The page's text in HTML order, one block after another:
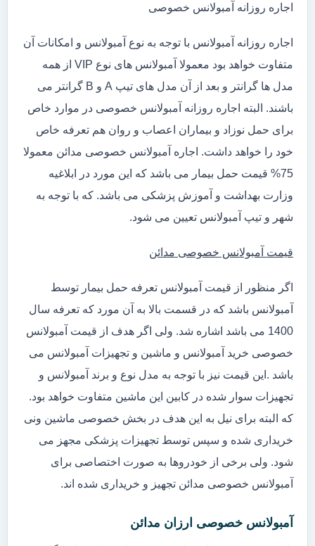
اجاره روزانه آمبولانس خصوصی
اجاره روزانه آمبولانس با توجه به نوع آمبولانس و امکانات آن
متفاوت خواهد بود معمولا آمبولانس های نوع VIP از همه
مدل ها گرانتر و بعد از آن مدل های تیپ A و B گرانتر می
باشند. البته اجاره روزانه آمبولانس خصوصی در موارد خاص
برای حمل نوزاد و بیماران اعصاب و روان هم تعرفه خاص
خود را خواهد داشت. اجاره آمبولانس خصوصی مدائن معمولا
75% قیمت حمل بیمار می باشد که این مورد در ابلاغیه
وزارت بهداشت و آموزش پزشکی می باشد. که با توجه به
شهر و تیپ آمبولانس تعیین می شود.
قیمت آمبولانس خصوصی مدائن
اگر منظور از قیمت آمبولانس تعرفه حمل بیمار توسط
آمبولانس باشد که در قسمت بالا به آن مورد که تعرفه سال
1400 می باشد اشاره شد. ولی اگر هدف از قیمت آمبولانس
خصوصی خرید آمبولانس و ماشین و تجهیزات آمبولانس می
باشد .این قیمت نیز با توجه به مدل نوع و برند آمبولانس و
تجهیزات سوار شده در کابین این ماشین متفاوت خواهد بود.
که البته برای نیل به این هدف در بخش خصوصی ماشین ونی
خریداری شده و سپس توسط تجهیزات پزشکی مجهز می
شود. ولی برخی از خودروها به صورت اختصاصی برای
آمبولانس خصوصی مدائن تجهیز و خریداری شده اند.
آمبولانس خصوصی ارزان مدائن